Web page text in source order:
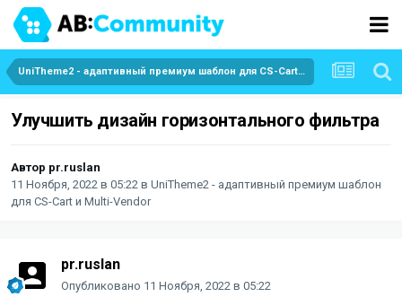
UniTheme2 - адаптивный премиум шаблон для CS-Cart и Multi-Vendor
Улучшить дизайн горизонтального фильтра
Автор pr.ruslan
11 Ноября, 2022 в 05:22 в UniTheme2 - адаптивный премиум шаблон
для CS-Cart и Multi-Vendor
pr.ruslan
Опубликовано 11 Ноября, 2022 в 05:22